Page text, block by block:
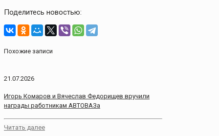
Поделитесь новостью:
Похожие записи
21.07.2026
Игорь Комаров и Вячеслав Федорищев вручили
награды работникам АВТОВАЗа
Читать далее